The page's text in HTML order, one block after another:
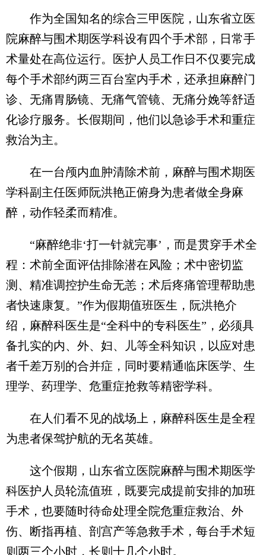
作为全国知名的综合三甲医院，山东省立医
院麻醉与围术期医学科设有四个手术部，日常手
术量处在高位运行。医护人员工作日不仅要完成
每个手术部约两三百台室内手术，还承担麻醉门
诊、无痛胃肠镜、无痛气管镜、无痛分娩等舒适
化诊疗服务。长假期间，他们以急诊手术和重症
救治为主。
在一台颅内血肿清除术前，麻醉与围术期医
学科副主任医师阮洪艳正俯身为患者做全身麻
醉，动作轻柔而精准。
“麻醉绝非‘打一针就完事’，而是贯穿手术全
程：术前全面评估排除潜在风险；术中密切监
测、精准调控护生命无恙；术后疼痛管理帮助患
者快速康复。”作为假期值班医生，阮洪艳介
绍，麻醉科医生是“全科中的专科医生”，必须具
备扎实的内、外、妇、儿等全科知识，以应对患
者千差万别的合并症，同时要精通临床医学、生
理学、药理学、危重症抢救等精密学科。
在人们看不见的战场上，麻醉科医生是全程
为患者保驾护航的无名英雄。
这个假期，山东省立医院麻醉与围术期医学
科医护人员轮流值班，既要完成提前安排的加班
手术，也要随时待命处理全院危重症救治、外
伤、断指再植、剖宫产等急救手术，每台手术短
则两三个小时，长则十几个小时。